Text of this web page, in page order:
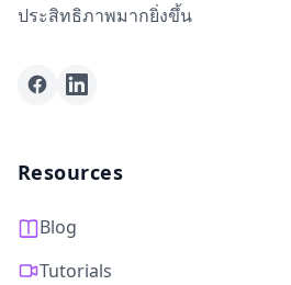
ประสิทธิภาพมากยิ่งขึ้น
Resources
Blog
Tutorials